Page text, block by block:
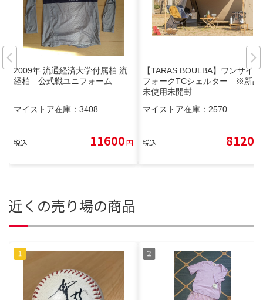
2009年 流通経済大学付属柏 流
経柏 公式戦ユニフォーム
マイストア在庫： 3408
税込 11600円
【TARAS BOULBA】ワンサイド
フォークTCシェルター ※新品
未使用未開封
マイストア在庫： 2570
税込 8120
近くの売り場の商品